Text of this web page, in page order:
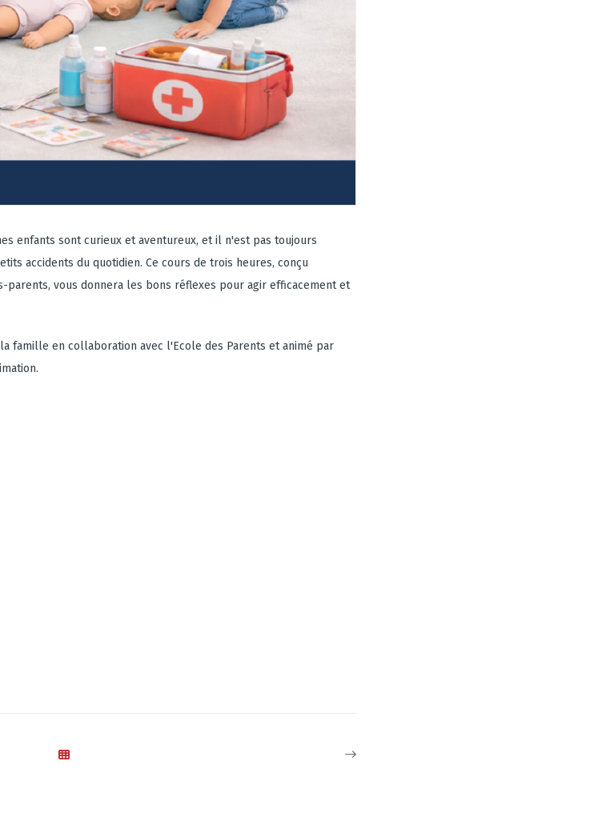
enfants sont curieux et aventureux, et il n'est pas toujours
accidents du quotidien. Ce cours de trois heures, conçu
vous donnera les bons réflexes pour agir efficacement et
famille en collaboration avec l'Ecole des Parents et animé par